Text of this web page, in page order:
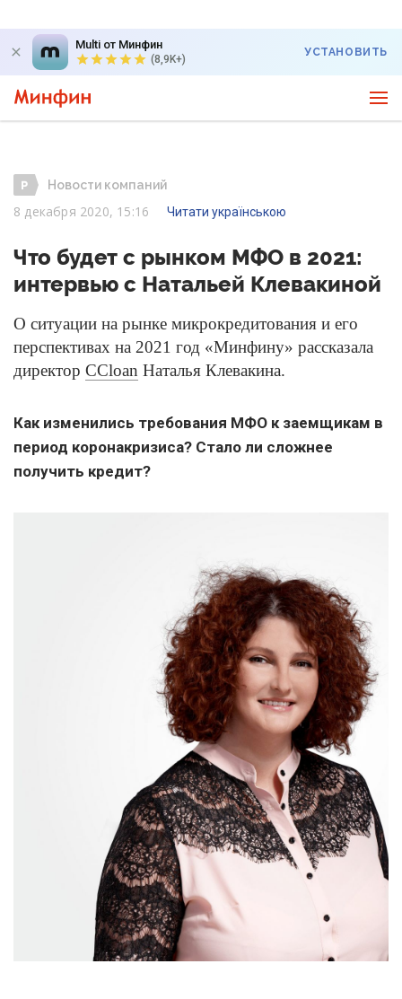
Multi от Минфин
(8,9K+)
УСТАНОВИТЬ
Новости компаний
8 декабря 2020, 15:16 Читати українською
Что будет с рынком МФО в 2021:
интервью с Натальей Клевакиной
О ситуации на рынке микрокредитования и его
перспективах на 2021 год «Минфину» рассказала
директор CCloan Наталья Клевакина.
Как изменились требования МФО к заемщикам в
период коронакризиса? Стало ли сложнее
получить кредит?